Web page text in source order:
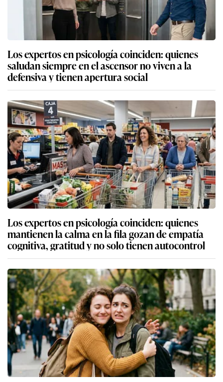
Los expertos en psicología coinciden: quienes
saludan siempre en el ascensor no viven a la
defensiva y tienen apertura social
Los expertos en psicología coinciden: quienes
mantienen la calma en la fila gozan de empatía
cognitiva, gratitud y no solo tienen autocontrol